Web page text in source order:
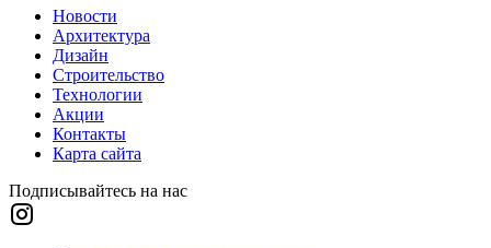
Новости
Архитектура
Дизайн
Строительство
Технологии
Акции
Контакты
Карта сайта
Подписывайтесь на нас